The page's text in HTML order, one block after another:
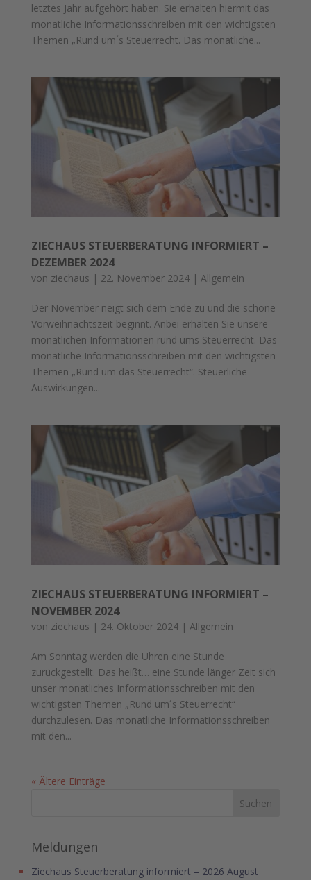
letztes Jahr aufgehört haben. Sie erhalten hiermit das
monatliche Informationsschreiben mit den wichtigsten
Themen „Rund um´s Steuerrecht. Das monatliche...
ZIECHAUS STEUERBERATUNG INFORMIERT –
DEZEMBER 2024
von ziechaus | 22. November 2024| Allgemein
Der November neigt sich dem Ende zu und die schöne
Vorweihnachtszeit beginnt. Anbei erhalten Sie unsere
monatlichen Informationen rund ums Steuerrecht. Das
monatliche Informationsschreiben mit den wichtigsten
Themen „Rund um das Steuerrecht“. Steuerliche
Auswirkungen...
ZIECHAUS STEUERBERATUNG INFORMIERT –
NOVEMBER 2024
von ziechaus | 24. Oktober 2024| Allgemein
Am Sonntag werden die Uhren eine Stunde
zurückgestellt. Das heißt… eine Stunde länger Zeit sich
unser monatliches Informationsschreiben mit den
wichtigsten Themen „Rund um´s Steuerrecht“
durchzulesen. Das monatliche Informationsschreiben
mit den...
« Ältere Einträge
Meldungen
Ziechaus Steuerberatung informiert – 2026 August